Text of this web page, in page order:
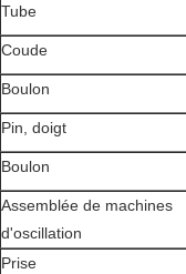
Tube
Coude
Boulon
Pin, doigt
Boulon
Assemblée de machines
d'oscillation
Prise